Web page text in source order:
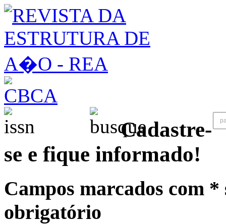
Cadastre-
se e fique informado!
Campos marcados com
obrigatório